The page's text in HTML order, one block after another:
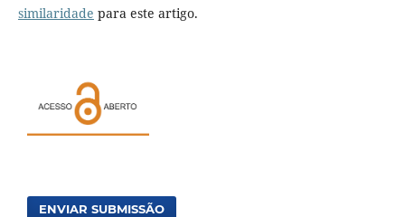
similaridade para este artigo.
ENVIAR SUBMISSÃO